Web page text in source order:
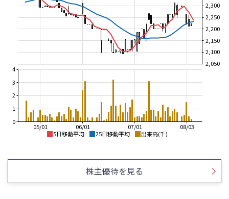
5日移動平均 25日移動平均 出来高(千)
08/03
07/01
06/01
05/01
2,050
2,100
2,150
2,200
2,250
2,300
0
1
2
3
4
2,400
2,600
2,500
株主優待を見る